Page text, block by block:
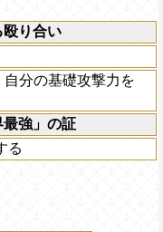
殴り合い
分の基礎攻撃力を
強」の証
る